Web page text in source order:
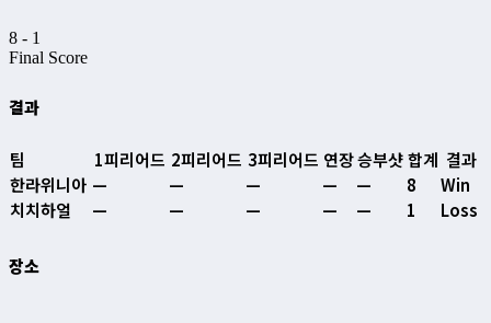
8 - 1
Final Score
결과
팀 1피리어드 2피리어드 3피리어드 연장승부샷합계 결과
한라위니아 — — — — — 8
Win
치치하얼
— — — — — 1 Loss
장소